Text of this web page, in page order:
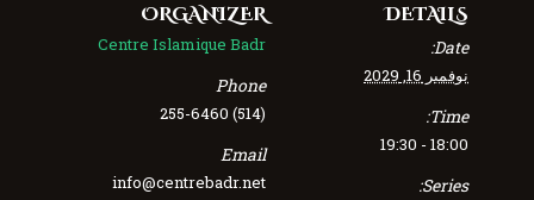
DETAILS
Date:
نوفمبر 16, 2029
Time:
18:00 - 19:30
Series:
ORGANIZER
Centre Islamique Badr
Phone
(514) 255-6460
Email
info@centrebadr.net